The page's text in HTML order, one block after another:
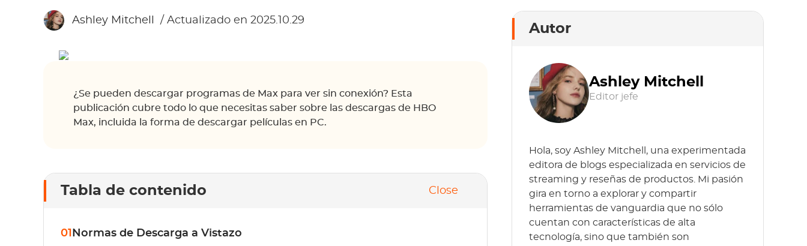
Ashley Mitchell / Actualizado en 2025.10.29
¿Se pueden descargar programas de Max para ver sin conexión? Esta
publicación cubre todo lo que necesitas saber sobre las descargas de HBO
Max, incluida la forma de descargar películas en PC.
Tabla de contenido Close
01 Normas de Descarga a Vistazo
Autor
Ashley Mitchell
Editor jefe
Hola, soy Ashley Mitchell, una experimentada
editora de blogs especializada en servicios de
streaming y reseñas de productos. Mi pasión
gira en torno a explorar y compartir
herramientas de vanguardia que no sólo
cuentan con características de alta
tecnología, sino que también son